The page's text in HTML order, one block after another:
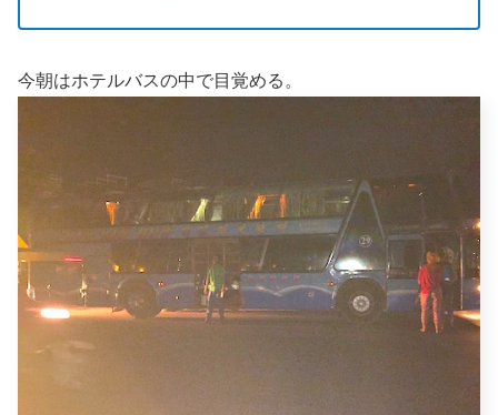
今朝はホテルバスの中で目覚める。